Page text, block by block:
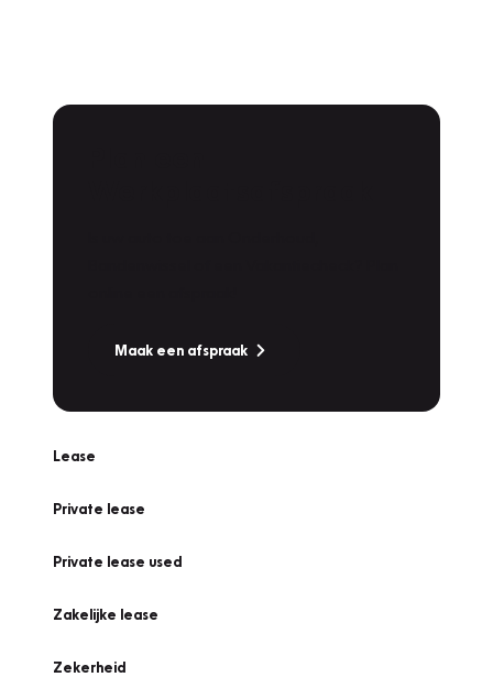
Maak een afspraak
Lease
Private lease
Private lease used
Zakelijke lease
Zekerheid